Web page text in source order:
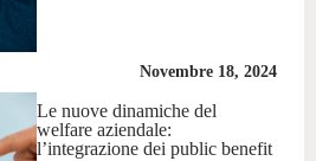
Novembre 18, 2024
Le nuove dinamiche del
welfare aziendale:
l’integrazione dei public benefit